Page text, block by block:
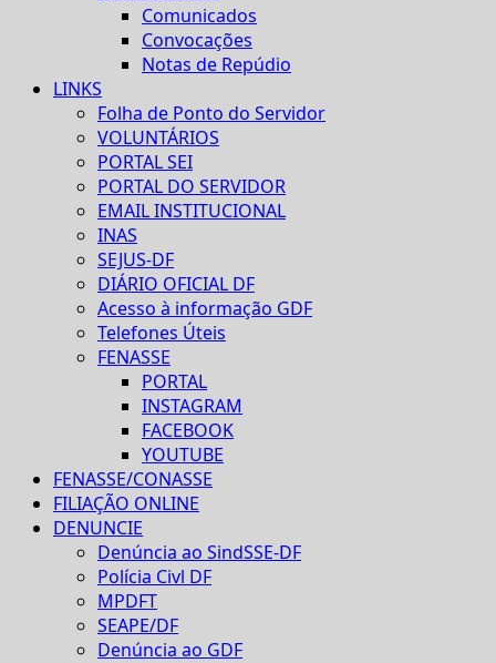
Comunicados
Convocações
Notas de Repúdio
LINKS
Folha de Ponto do Servidor
VOLUNTÁRIOS
PORTAL SEI
PORTAL DO SERVIDOR
EMAIL INSTITUCIONAL
INAS
SEJUS-DF
DIÁRIO OFICIAL DF
Acesso à informação GDF
Telefones Úteis
FENASSE
PORTAL
INSTAGRAM
FACEBOOK
YOUTUBE
FENASSE/CONASSE
FILIAÇÃO ONLINE
DENUNCIE
Denúncia ao SindSSE-DF
Polícia Civl DF
MPDFT
SEAPE/DF
Denúncia ao GDF